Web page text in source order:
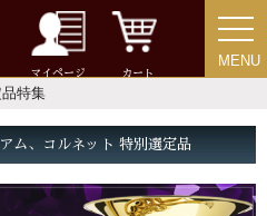
マイページ カート
MENU
MENU
特集
ム、コルネット 特別選定品